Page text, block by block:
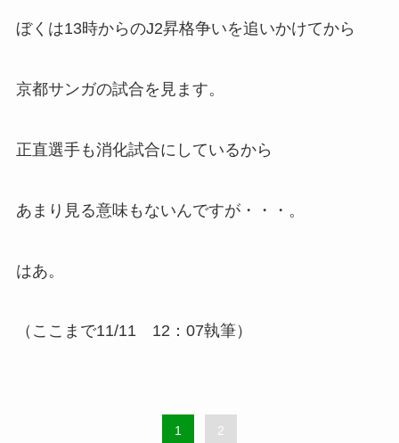
ぼくは13時からのJ2昇格争いを追いかけてから
京都サンガの試合を見ます。
正直選手も消化試合にしているから
あまり見る意味もないんですが・・・。
はあ。
（ここまで11/11 12：07執筆）
1 2